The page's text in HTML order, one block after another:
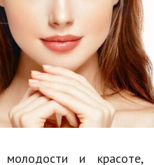
и красоте,